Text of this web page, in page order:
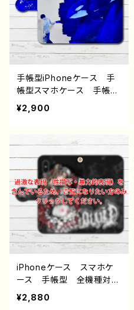
手帳型iPhoneケース 手
帳型スマホケース 手帳
型 全機種対応 イラス
ト 男の子 かっこいい
れ 動物 シャチ かわい
い エモい メンズ クー
ル レディース 女子 iPh
one15/14/13/12/11 AQU
OS Xperia Googlepix
el Galaxy Android
アンドロイド ケース 個
性的 おすすめ 人気 イ
ラストレーター クリエイタ
ー 絵師 オリジナル デ
ザイン グッズ タイトル：
少年とシャチ 作：しゅり
¥2,900
iPhoneケース スマホケ
ース 手帳型 全機種対
応 イラスト 可愛い女の
子 かっこいい女子 おし
¥2,880